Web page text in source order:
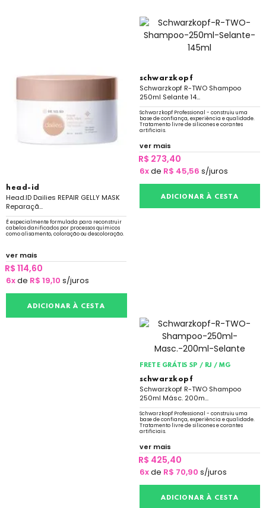
head-id
Head.ID Dailies REPAIR GELLY MASK
Reparaçã...
É especialmente formulada para reconstruir
cabelos danificados por processos químicos
como alisamento, coloração ou descoloração.
ver mais
R$ 114,60
6xde R$ 19,10 s/juros
ADICIONAR À CESTA
schwarzkopf
Schwarzkopf R-TWO Shampoo
250ml Selante 14...
Schwarzkopf Professional - construiu uma
base de confiança, experiência e qualidade.
Tratamento livre de silicones e corantes
artificiais.
ver mais
R$ 273,40
6xde R$ 45,56 s/juros
ADICIONAR À CESTA
FRETE GRÁTIS SP / RJ / MG
schwarzkopf
Schwarzkopf R-TWO Shampoo
250ml Másc. 200m...
Schwarzkopf Professional - construiu uma
base de confiança, experiência e qualidade.
Tratamento livre de silicones e corantes
artificiais.
ver mais
R$ 425,40
6xde R$ 70,90 s/juros
ADICIONAR À CESTA